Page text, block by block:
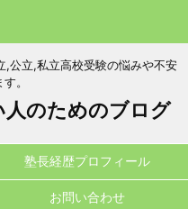
,公立,私立高校受験の悩みや不安
。
のためのブログ
塾長経歴プロフィール
お問い合わせ